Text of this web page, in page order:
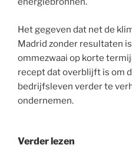
Het gegeven dat net de
Madrid zonder resultaten
ommezwaai op korte
recept dat overblijft is om
bedrijfsleven verder te
ondernemen.
Verder lezen